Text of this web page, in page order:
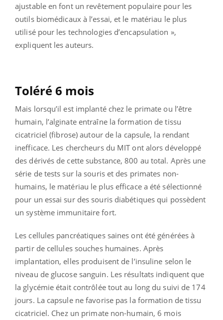
ajustable en font un revêtement populaire pour les
outils biomédicaux à l’essai, et le matériau le plus
utilisé pour les technologies d’encapsulation »,
expliquent les auteurs.
Toléré 6 mois
Mais lorsqu’il est implanté chez le primate ou l’être
humain, l’alginate entraîne la formation de tissu
cicatriciel (fibrose) autour de la capsule, la rendant
inefficace. Les chercheurs du MIT ont alors développé
des dérivés de cette substance, 800 au total. Après une
série de tests sur la souris et des primates non-
humains, le matériau le plus efficace a été sélectionné
pour un essai sur des souris diabétiques qui possèdent
un système immunitaire fort.
Les cellules pancréatiques saines ont été générées à
partir de cellules souches humaines. Après
implantation, elles produisent de l’insuline selon le
niveau de glucose sanguin. Les résultats indiquent que
la glycémie était contrôlée tout au long du suivi de 174
jours. La capsule ne favorise pas la formation de tissu
cicatriciel. Chez un primate non-humain, 6 mois